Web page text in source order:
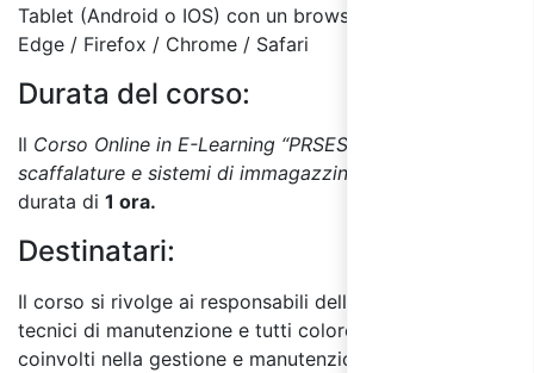
Tablet (Android o IOS) con un browser a scelta tra:
Edge / Firefox / Chrome / Safari
Durata del corso:
Il Corso Online in E-Learning “PRSES e sicurezza delle
scaffalature e sistemi di immagazzinaggio”
durata di 1 ora.
Destinatari:
Il corso si rivolge ai responsabili della sicurezza,
tecnici di manutenzione e tutti coloro che sono
coinvolti nella gestione e manutenzione delle